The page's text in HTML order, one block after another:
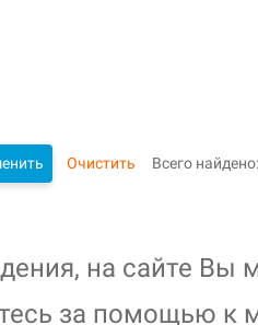
Очистить Всего найдено:
на сайте Вы
за помощью к